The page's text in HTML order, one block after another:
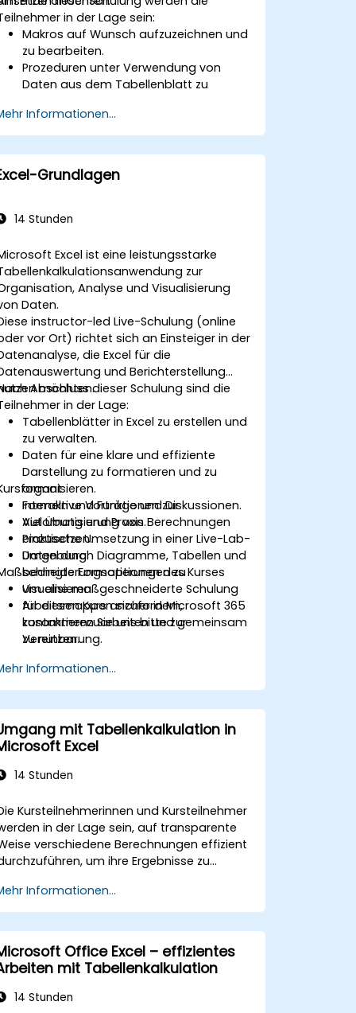
in der Lage sein:
Makros auf Wunsch aufzuzeichnen und
zu bearbeiten.
Prozeduren unter Verwendung von
Daten aus dem Tabellenblatt zu
Eigene Funktionen zu erstellen.
Ein Ereignis (z. B. Öffnen einer
Arbeitsmappe, Aktualisieren einer Zelle)
mittels eines Handlers zu verarbeiten.
Ein Formular zu erstellen.
Informationen...
Grundlagen
14 Stunden
Excel ist eine leistungsstarke
zur
Analyse und Visualisierung
Daten.
instructor-led Live-Schulung (online
vor Ort) richtet sich an Einsteiger in der
die Excel für die
und Berichterstellung
möchten.
Abschluss dieser Schulung sind die
in der Lage:
Tabellenblätter in Excel zu erstellen und
zu verwalten.
Daten für eine klare und effiziente
Darstellung zu formatieren und zu
organisieren.
Formeln und Funktionen zur
Automatisierung von Berechnungen
einzusetzen.
Daten durch Diagramme, Tabellen und
bedingte Formatierungen zu
visualisieren.
Arbeitsmappen sicher in Microsoft 365
zusammenzuarbeiten und gemeinsam
zu nutzen.
Interaktive Vorträge und Diskussionen.
Viel Übung und Praxis.
Praktische Umsetzung in einer Live-Lab-
Umgebung.
des Kurses
Um eine maßgeschneiderte Schulung
für diesen Kurs anzufordern,
kontaktieren Sie uns bitte zur
Vereinbarung.
Informationen...
mit Tabellenkalkulation in
Excel
14 Stunden
Kursteilnehmerinnen und Kursteilnehmer
in der Lage sein, auf transparente
verschiedene Berechnungen effizient
um ihre Ergebnisse zu
zur Vereinfachung und
der Erstellung von
einzusetzen sowie die
und deren Ergebnisse vor
Zugriff zu schützen.
Informationen...
Office Excel – effizientes
mit Tabellenkalkulation
14 Stunden